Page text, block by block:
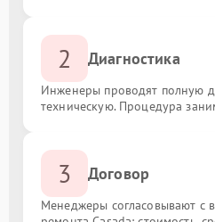
2 Диагностика
Инженеры проводят полную
техническую. Процедура
3 Договор
Менеджеры согласовывают с